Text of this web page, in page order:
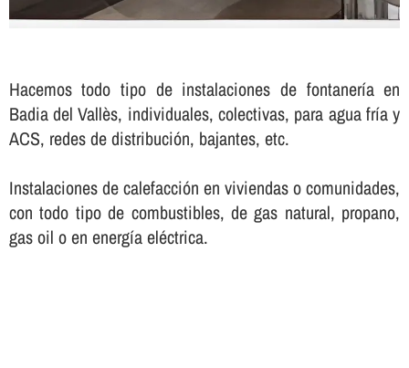
Hacemos todo tipo de instalaciones de fontanerí­a en
Badia del Vallès, individuales, colectivas, para agua frí­a y
ACS, redes de distribución, bajantes, etc.
Instalaciones de calefacción en viviendas o comunidades,
con todo tipo de combustibles, de gas natural, propano,
gas oil o en energí­a eléctrica.